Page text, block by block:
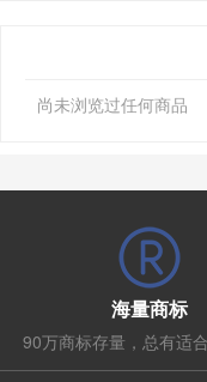
尚未浏览过任何商品
海量商标
90万商标存量，总有适